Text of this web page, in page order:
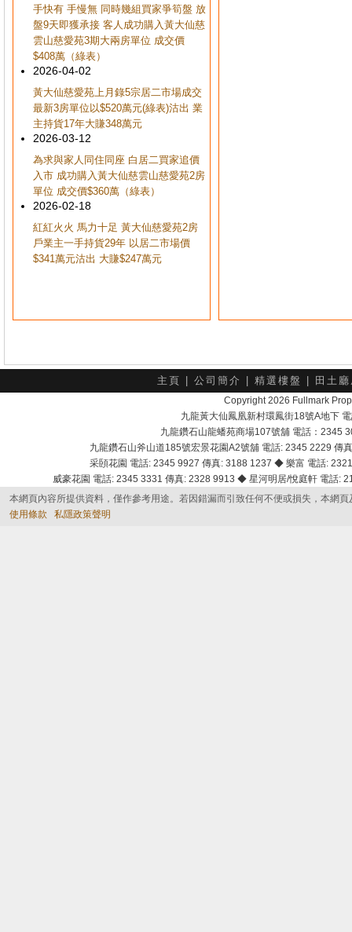
手快有 手慢無 同時幾組買家爭筍盤 放
盤9天即獲承接 客人成功購入黃大仙慈
雲山慈愛苑3期大兩房單位 成交價
$408萬（綠表）
2026-04-02
黃大仙慈愛苑上月錄5宗居二市場成交
最新3房單位以$520萬元(綠表)沽出 業
主持貨17年大賺348萬元
2026-03-12
為求與家人同住同座 白居二買家追價
入市 成功購入黃大仙慈雲山慈愛苑2房
單位 成交價$360萬（綠表）
2026-02-18
紅紅火火 馬力十足 黃大仙慈愛苑2房
戶業主一手持貨29年 以居二市場價
$341萬元沽出 大賺$247萬元
主頁 公司簡介 精選樓盤 田土
Copyright 2026 Fullmark
九龍黃大仙鳳凰新村環鳳街18號A地下
九龍鑽石山龍蟠苑商場107號舖 電話：2345
九龍鑽石山斧山道185號宏景花園A2號舖 電話: 2345 2229
采頣花園 電話: 2345 9927 傳真: 3188 1237 ◆ 樂富 電話:
威豪花園 電話: 2345 3331 傳真: 2328 9913 ◆ 星河明居/悅庭軒 電話
本網頁內容所提供資料，僅作參考用途。若因錯漏而引致任何不便或損失，本網
使用條款
私隱政策聲明